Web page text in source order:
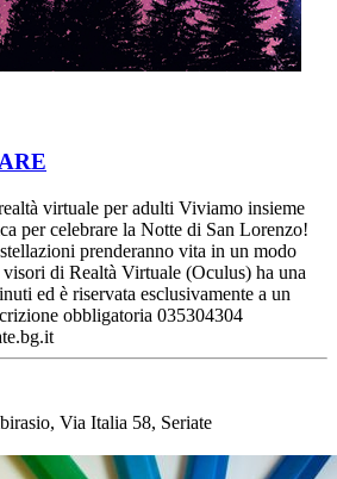
virtuale per adulti Viviamo insieme
per celebrare la Notte di San Lorenzo!
prenderanno vita in un modo
di Realtà Virtuale (Oculus) ha una
ed è riservata esclusivamente a un
obbligatoria 035304304
Via Italia 58, Seriate